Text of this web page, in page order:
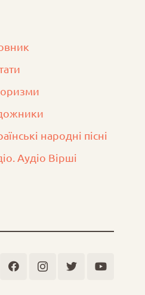
народні пісні
Аудіо Вірші